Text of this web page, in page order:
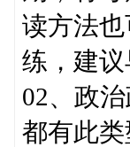
读方法
练，建
02、政
都有此